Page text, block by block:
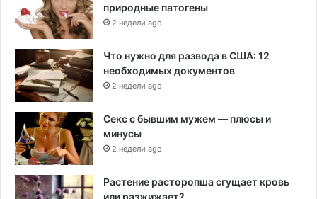
природные патогены
2 недели ago
Что нужно для развода в США: 12
необходимых документов
2 недели ago
Секс с бывшим мужем — плюсы и
минусы
2 недели ago
Растение расторопша сгущает кровь
или разжижает?